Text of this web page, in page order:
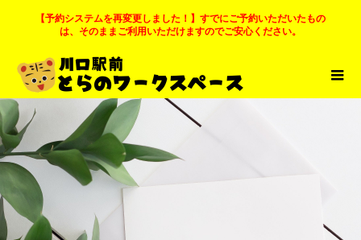
【予約システムを再変更しました！】すでにご予約いただいたもの
は、そのままご利用いただけますのでご安心ください。